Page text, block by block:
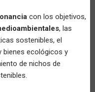
con los objetivos,
, las
sostenibles, el
bienes ecológicos y
de nichos de